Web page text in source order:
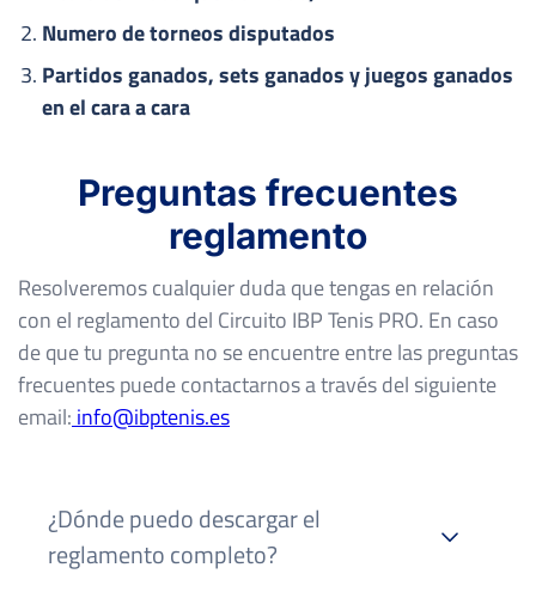
Numero de torneos disputados
Partidos ganados, sets ganados y juegos ganados
en el cara a cara
Preguntas frecuentes
reglamento
Resolveremos cualquier duda que tengas en relación
con el reglamento del Circuito IBP Tenis PRO. En caso
de que tu pregunta no se encuentre entre las preguntas
frecuentes puede contactarnos a través del siguiente
email: info@ibptenis.es
¿Dónde puedo descargar el
reglamento completo?